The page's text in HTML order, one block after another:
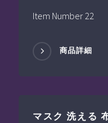
Item Number 22
商品詳細
マスク 洗える